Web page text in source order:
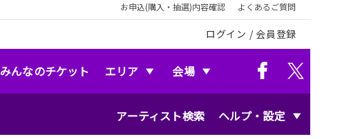
本/ゲーム/CD/DVD
楽天ブックス
電子書籍
楽天Kobo
音楽配信
お申込(購入・抽選)内容確認 よくあるご質問
ログイン / 会員登録
みんなのチケット エリア 会場
アーティスト検索 ヘルプ・設定